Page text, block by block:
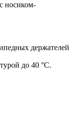
носиком-
держателей
до 40 °C.